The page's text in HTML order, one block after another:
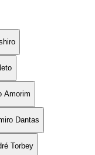
Amorim
Dantas
Torbey